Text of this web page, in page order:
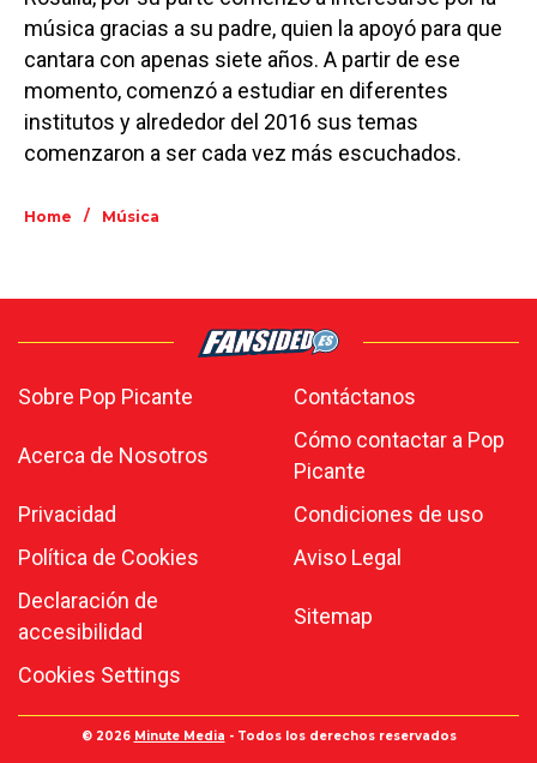
música gracias a su padre, quien la apoyó para que
cantara con apenas siete años. A partir de ese
momento, comenzó a estudiar en diferentes
institutos y alrededor del 2016 sus temas
comenzaron a ser cada vez más escuchados.
Home / Música
Sobre Pop Picante Contáctanos
Acerca de Nosotros
Cómo contactar a Pop
Picante
Privacidad
Condiciones de uso
Política de Cookies
Aviso Legal
Declaración de
accesibilidad
Sitemap
Cookies Settings
© 2026 Minute Media - Todos los derechos reservados